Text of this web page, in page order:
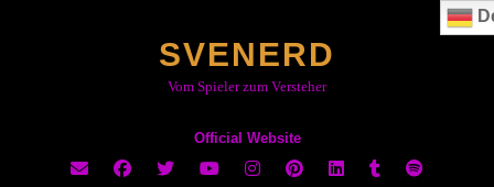
SVENERD
Vom Spieler zum Versteher
Official Website